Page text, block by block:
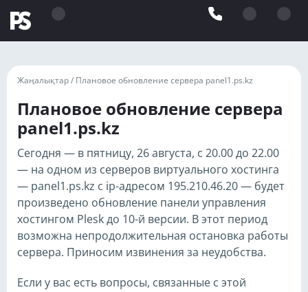
Жаңалықтар / Плановое обновление сервера panel1.ps.kz
Плановое обновление сервера
panel1.ps.kz
Сегодня — в пятницу, 26 августа, с 20.00 до 22.00
— на одном из серверов виртуального хостинга
— panel1.ps.kz с ip-адресом 195.210.46.20 — будет
произведено обновление панели управления
хостингом Plesk до 10-й версии. В этот период
возможна непродолжительная остановка работы
сервера. Приносим извинения за неудобства.
Если у вас есть вопросы, связанные с этой